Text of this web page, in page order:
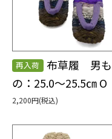
再入荷
布草履 男も
の：25.0～25.5㎝ O
2,200円(税込)